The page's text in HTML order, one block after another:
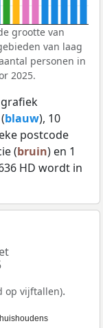
grootte van
van laag
personen in
2025.
blauw), 10
postcode
(bruin) en 1
HD wordt in
op vijftallen).